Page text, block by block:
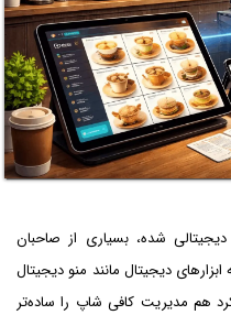
شده، بسیاری از صاحبان
دیجیتال مانند منو دیجیتال
هم مدیریت کافی شاپ را ساده‌تر